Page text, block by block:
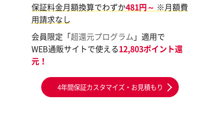
保証料金月額換算でわずか481円～ ※月額費
用請求なし
会員限定「超還元プログラム 」適用で
WEB通販サイトで使える12,803ポイント還
元！
4年間保証カスタマイズ・お見積もり